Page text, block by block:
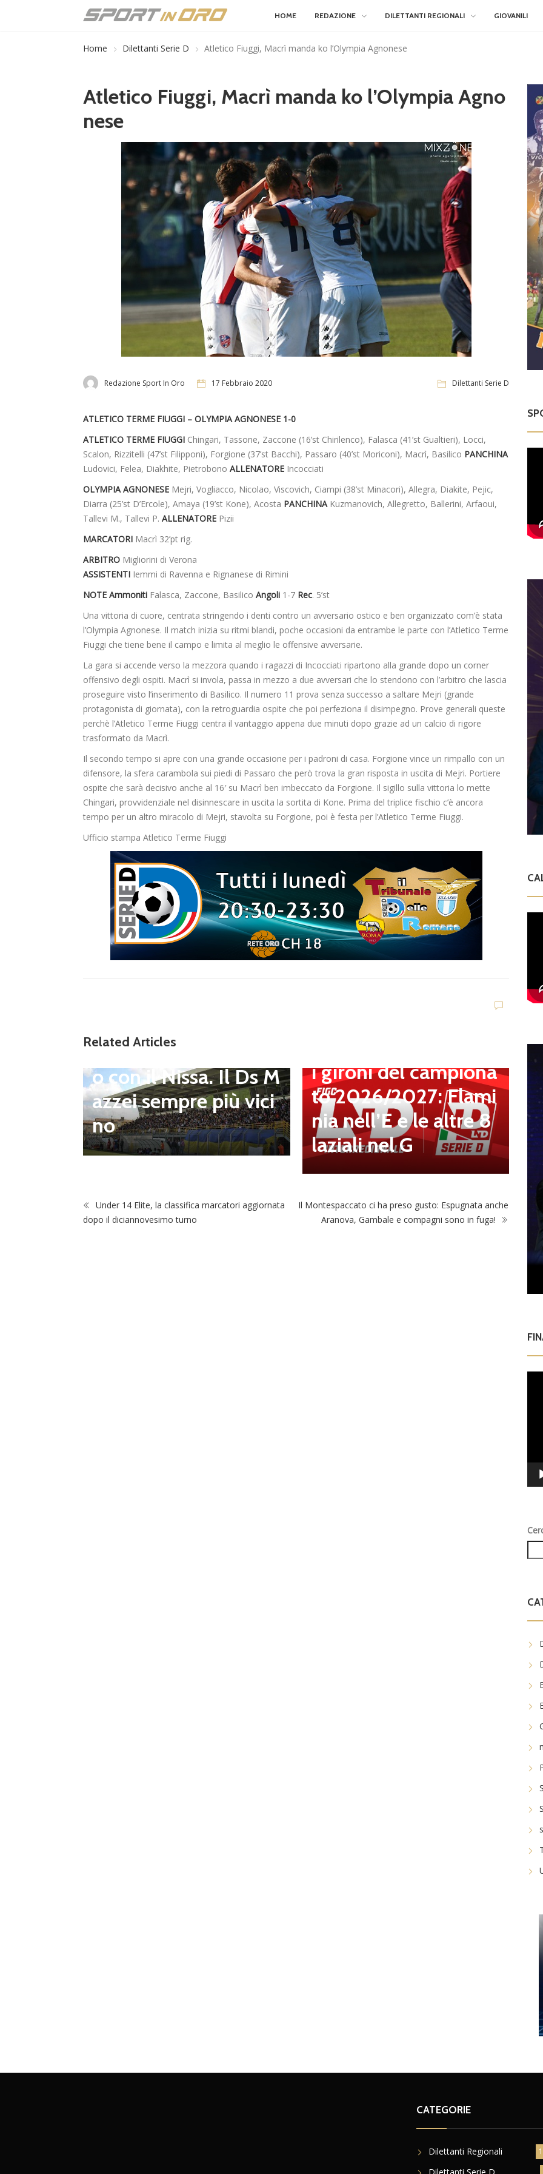
HOME REDAZIONE DILETTANTI REGIONALI GIOVANILI
Home Dilettanti Serie D Atletico Fiuggi, Macrì manda ko l’Olympia Agnonese
Atletico Fiuggi, Macrì manda ko l’Olympia Agno
nese
Redazione Sport In Oro 17 Febbraio 2020 Dilettanti Serie D
ATLETICO TERME FIUGGI – OLYMPIA AGNONESE 1-0
ATLETICO TERME FIUGGI Chingari, Tassone, Zaccone (16’st Chirilenco), Falasca (41’st Gualtieri), Locci,
Scalon, Rizzitelli (47’st Filipponi), Forgione (37’st Bacchi), Passaro (40’st Moriconi), Macrì, Basilico PANCHINA
Ludovici, Felea, Diakhite, Pietrobono ALLENATORE Incocciati
OLYMPIA AGNONESE Mejri, Vogliacco, Nicolao, Viscovich, Ciampi (38’st Minacori), Allegra, Diakite, Pejic,
Diarra (25’st D’Ercole), Amaya (19’st Kone), Acosta PANCHINAKuzmanovich, Allegretto, Ballerini, Arfaoui,
Tallevi M., Tallevi P. ALLENATORE Pizii
MARCATORI Macrì 32’pt rig.
ARBITRO Migliorini di Verona
ASSISTENTI Iemmi di Ravenna e Rignanese di Rimini
NOTE Ammoniti Falasca, Zaccone, Basilico Angoli 1-7 Rec. 5’st
Una vittoria di cuore, centrata stringendo i denti contro un avversario ostico e ben organizzato com’è stata
l’Olympia Agnonese. Il match inizia su ritmi blandi, poche occasioni da entrambe le parte con l’Atletico Terme
Fiuggi che tiene bene il campo e limita al meglio le offensive avversarie.
La gara si accende verso la mezzora quando i ragazzi di Incocciati ripartono alla grande dopo un corner
offensivo degli ospiti. Macrì si invola, passa in mezzo a due avversari che lo stendono con l’arbitro che lascia
proseguire visto l’inserimento di Basilico. Il numero 11 prova senza successo a saltare Mejri (grande
protagonista di giornata), con la retroguardia ospite che poi perfeziona il disimpegno. Prove generali queste
perchè l’Atletico Terme Fiuggi centra il vantaggio appena due minuti dopo grazie ad un calcio di rigore
trasformato da Macrì.
Il secondo tempo si apre con una grande occasione per i padroni di casa. Forgione vince un rimpallo con un
difensore, la sfera carambola sui piedi di Passaro che però trova la gran risposta in uscita di Mejri. Portiere
ospite che sarà decisivo anche al 16′ su Macrì ben imbeccato da Forgione. Il sigillo sulla vittoria lo mette
Chingari, provvidenziale nel disinnescare in uscita la sortita di Kone. Prima del triplice fischio c’è ancora
tempo per un altro miracolo di Mejri, stavolta su Forgione, poi è festa per l’Atletico Terme Fiuggi.
Ufficio stampa Atletico Terme Fiuggi
Related Articles
Dilettanti Serie D
Viterbese (Certosa V.
Balla accende il duell
o con il Nissa. Il Ds M
azzei sempre più vici
no
i gironi del campiona
to 2026/2027: Flami
nia nell’E e le altre 8
laziali nel G
Under 14 Elite, la classifica marcatori aggiornata
dopo il diciannovesimo turno
Il Montespaccato ci ha preso gusto: Espugnata anche
Aranova, Gambale e compagni sono in fuga!
CATEGORIE
Dilettanti Regionali